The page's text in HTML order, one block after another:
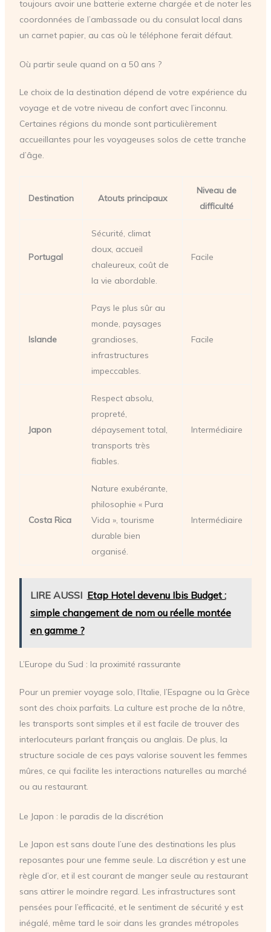
toujours avoir une batterie externe chargée et de noter les
coordonnées de l’ambassade ou du consulat local dans
un carnet papier, au cas où le téléphone ferait défaut.
Où partir seule quand on a 50 ans ?
Le choix de la destination dépend de votre expérience du
voyage et de votre niveau de confort avec l’inconnu.
Certaines régions du monde sont particulièrement
accueillantes pour les voyageuses solos de cette tranche
d’âge.
Destination Atouts principaux
Niveau de
difficulté
Portugal
Sécurité, climat
doux, accueil
chaleureux, coût de
la vie abordable.
Facile
Islande
Pays le plus sûr au
monde, paysages
grandioses,
infrastructures
impeccables.
Facile
Japon
Respect absolu,
propreté,
dépaysement total,
transports très
fiables.
Intermédiaire
Costa Rica
Nature exubérante,
philosophie « Pura
Vida », tourisme
durable bien
organisé.
Intermédiaire
LIRE AUSSI Etap Hotel devenu Ibis Budget :
simple changement de nom ou réelle montée
en gamme ?
L’Europe du Sud : la proximité rassurante
Pour un premier voyage solo, l’Italie, l’Espagne ou la Grèce
sont des choix parfaits. La culture est proche de la nôtre,
les transports sont simples et il est facile de trouver des
interlocuteurs parlant français ou anglais. De plus, la
structure sociale de ces pays valorise souvent les femmes
mûres, ce qui facilite les interactions naturelles au marché
ou au restaurant.
Le Japon : le paradis de la discrétion
Le Japon est sans doute l’une des destinations les plus
reposantes pour une femme seule. La discrétion y est une
règle d’or, et il est courant de manger seule au restaurant
sans attirer le moindre regard. Les infrastructures sont
pensées pour l’efficacité, et le sentiment de sécurité y est
inégalé, même tard le soir dans les grandes métropoles